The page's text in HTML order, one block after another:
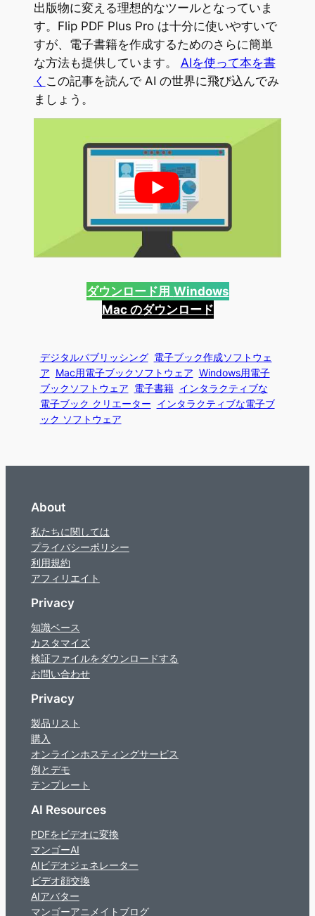
出版物に変える理想的なツールとなっていま
す。Flip PDF Plus Pro は十分に使いやすいで
すが、電子書籍を作成するためのさらに簡単
な方法も提供しています。 AIを使って本を書
く この記事を読んで AI の世界に飛び込んでみ
ましょう。
ダウンロード用 Windows
Mac のダウンロード
デジタルパブリッシング 電子ブック作成ソフトウェ
ア Mac用電子ブックソフトウェア Windows用電子
ブックソフトウェア 電子書籍 インタラクティブな
電子ブック クリエーター インタラクティブな電子ブ
ック ソフトウェア
About
私たちに関しては
プライバシーポリシー
利用規約
アフィリエイト
Privacy
知識ベース
カスタマイズ
検証ファイルをダウンロードする
お問い合わせ
Privacy
製品リスト
購入
オンラインホスティングサービス
例とデモ
テンプレート
AI Resources
PDFをビデオに変換
マンゴーAI
AIビデオジェネレーター
ビデオ顔交換
AIアバター
マンゴーアニメイトブログ